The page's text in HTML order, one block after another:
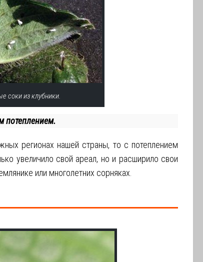
соки из клубники.
потеплением.
регионах нашей страны, то с потеплением
увеличило свой ареал, но и расширило свои
или многолетних сорняках.